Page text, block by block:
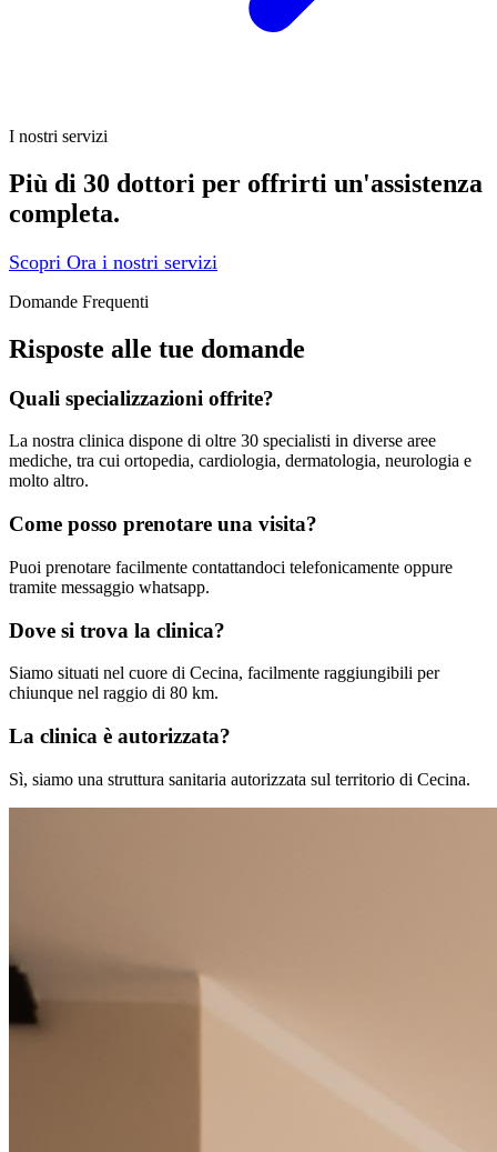
I nostri servizi
Più di 30 dottori per offrirti un'assistenza
completa.
Scopri Ora i nostri servizi
Domande Frequenti
Risposte alle tue domande
Quali specializzazioni offrite?
La nostra clinica dispone di oltre 30 specialisti in diverse aree
mediche, tra cui ortopedia, cardiologia, dermatologia, neurologia e
molto altro.
Come posso prenotare una visita?
Puoi prenotare facilmente contattandoci telefonicamente oppure
tramite messaggio whatsapp.
Dove si trova la clinica?
Siamo situati nel cuore di Cecina, facilmente raggiungibili per
chiunque nel raggio di 80 km.
La clinica è autorizzata?
Sì, siamo una struttura sanitaria autorizzata sul territorio di Cecina.